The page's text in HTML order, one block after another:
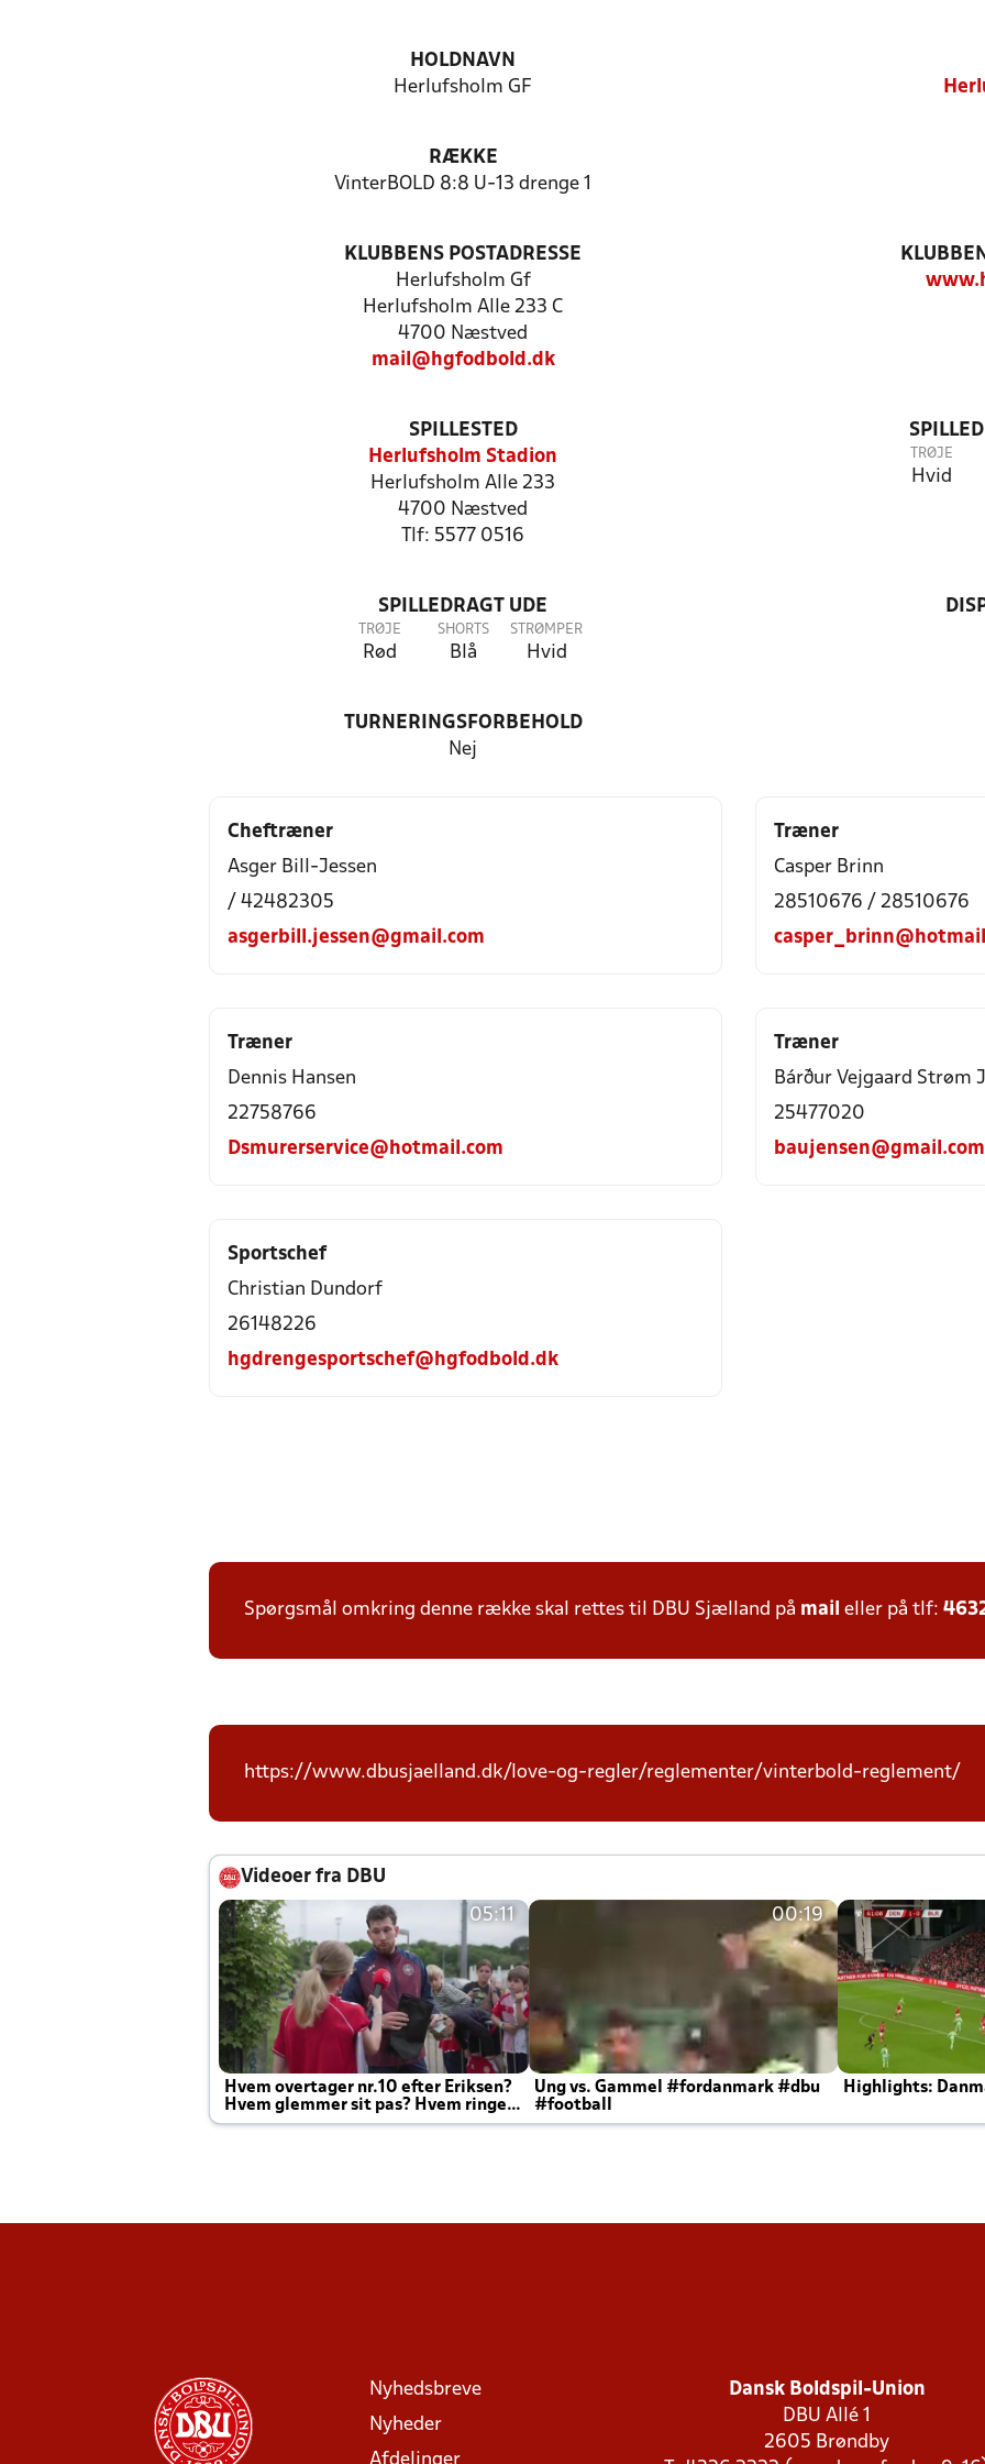
HOLDNAVN
Herlufsholm GF
RÆKKE
VinterBOLD 8:8 U-13 drenge 1
KLUBBENS POSTADRESSE
Herlufsholm Gf
Herlufsholm Alle 233 C
4700 Næstved
mail@hgfodbold.dk
SPILLESTED
Herlufsholm Stadion
Herlufsholm Alle 233
4700 Næstved
Tlf: 5577 0516
TRØJE
Hvid
SPILLEDRAGT UDE
TRØJE
Rød
SHORTS
Blå
STRØMPER
Hvid
TURNERINGSFORBEHOLD
Nej
Cheftræner
Asger Bill-Jessen
/ 42482305
asgerbill.jessen@gmail.com
Træner
Casper Brinn
28510676 / 28510676
Træner
Dennis Hansen
22758766
Dsmurerservice@hotmail.com
Træner
Bárður Vejgaard Strøm
25477020
baujensen@gmail.com
Sportschef
Christian Dundorf
26148226
hgdrengesportschef@hgfodbold.dk
Spørgsmål omkring denne række skal rettes til DBU Sjælland på mail eller på tlf:
https://www.dbusjaelland.dk/love-og-regler/reglementer/vinterbold-reglement/
Videoer fra DBU
05:11
Hvem overtager nr.10 efter Eriksen?
Hvem glemmer sit pas? Hvem ringer
Joachim altid til efter kampe?
00:19
Ung vs. Gammel #fordanmark #dbu
#football
Highlights:
Nyhedsbreve
Nyheder
Dansk Boldspil-Union
DBU Allé 1
2605 Brøndby